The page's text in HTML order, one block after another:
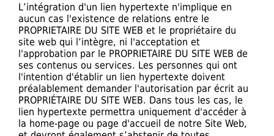
L’intégration d'un lien hypertexte n'implique en
aucun cas l'existence de relations entre le
PROPRIETAIRE DU SITE WEB et le propriétaire du
site web qui l’intègre, ni l'acceptation et
l'approbation par le PROPRIETAIRE DU SITE WEB de
ses contenus ou services. Les personnes qui ont
l'intention d'établir un lien hypertexte doivent
préalablement demander l'autorisation par écrit au
PROPRIÉTAIRE DU SITE WEB. Dans tous les cas, le
lien hypertexte permettra uniquement d'accéder à
la home-page ou page d'accueil de notre Site Web,